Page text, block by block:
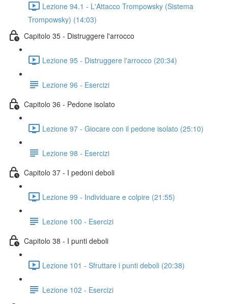
Lezione 94.1 - L'Attacco Trompowsky (Sistema
Trompowsky) (14:03)
Capitolo 35 - Distruggere l'arrocco
Lezione 95 - Distruggere l'arrocco (20:34)
Lezione 96 - Esercizi
Capitolo 36 - Pedone isolato
Lezione 97 - Giocare con il pedone isolato (25:10)
Lezione 98 - Esercizi
Capitolo 37 - I pedoni deboli
Lezione 99 - Individuare e colpire (21:55)
Lezione 100 - Esercizi
Capitolo 38 - I punti deboli
Lezione 101 - Sfruttare i punti deboli (20:38)
Lezione 102 - Esercizi